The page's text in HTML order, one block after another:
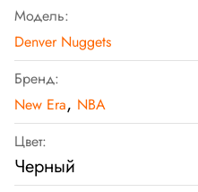
Модель:
Denver Nuggets
Бренд:
New Era, NBA
Цвет:
Черный